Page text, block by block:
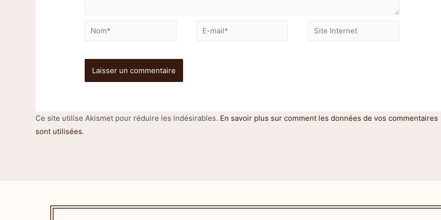
Ce site utilise Akismet pour réduire les indésirables. En savoir plus sur comment les données de vos commentaires
sont utilisées.